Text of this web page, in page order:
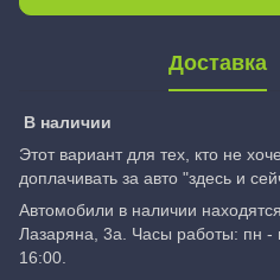
Доставка
В наличии
Этот вариант для тех, кто не
доплачивать за авто "здесь и
Автомобили в наличии
Лазаряна, 3а. Часы работы: пн -
16:00.